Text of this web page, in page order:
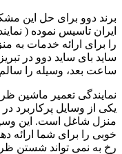
برند دوو برای حل این
ایران تاسیس نموده (
را برای ارائه خدمات به
ساید بای ساید دوو در
ساعت بعد، وسیله را
نمایندگی تعمیر ماشین
یکی از وسایل پرکاربرد در
منزل شاغل است. این
خوبی را برای شما ارائه
رخ به نمی تواند شستن